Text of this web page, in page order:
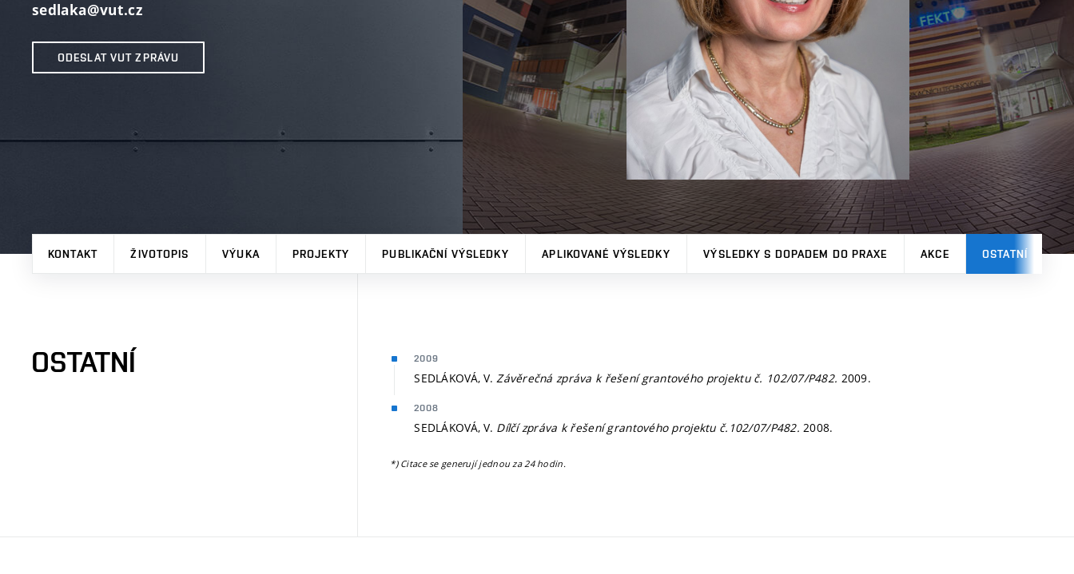
sedlaka@vut.cz
ODESLAT VUT ZPRÁVU
KONTAKT ŽIVOTOPIS VÝUKA PROJEKTY PUBLIKAČNÍ VÝSLEDKY APLIKOVANÉ VÝSLEDKY VÝSLEDKY S DOPADEM DO PRAXE AKCE OSTATNÍ
OSTATNÍ 2009
SEDLÁKOVÁ, V.Závěrečná zpráva k řešení grantového projektu č. 102/07/P482. 2009.
2008
SEDLÁKOVÁ, V. Dílčí zpráva k řešení grantového projektu č.102/07/P482.2008.
*) Citace se generují jednou za 24 hodin.